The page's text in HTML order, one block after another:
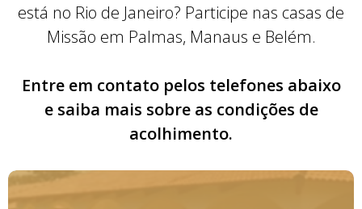
está no Rio de Janeiro? Participe nas casas de
Missão em Palmas, Manaus e Belém.
Entre em contato pelos telefones abaixo
e saiba mais sobre as condições de
acolhimento.